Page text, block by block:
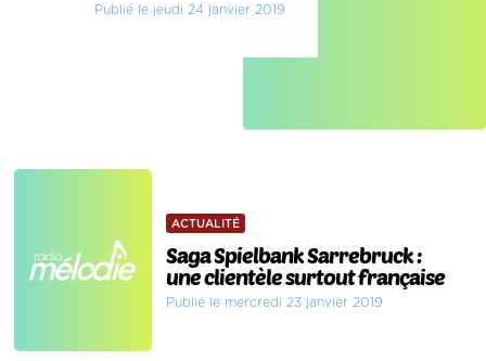
Publié le jeudi 24 janvier 2019
ACTUALITÉ
Saga Spielbank Sarrebruck :
une clientèle surtout française
Publié le mercredi 23 janvier 2019